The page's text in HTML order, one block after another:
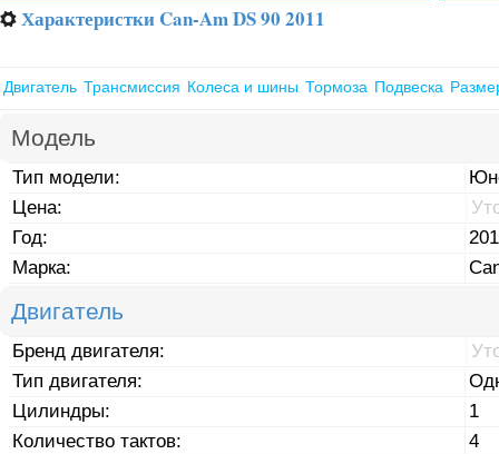
⚙ Характеристки Can-Am DS 90 2011
Двигатель Трансмиссия Колеса и шины Тормоза Подвеска
Модель
Тип модели:
Цена:
Год:
Марка:
Двигатель
Бренд двигателя:
Тип двигателя:
Цилиндры:
1
Количество тактов:
4